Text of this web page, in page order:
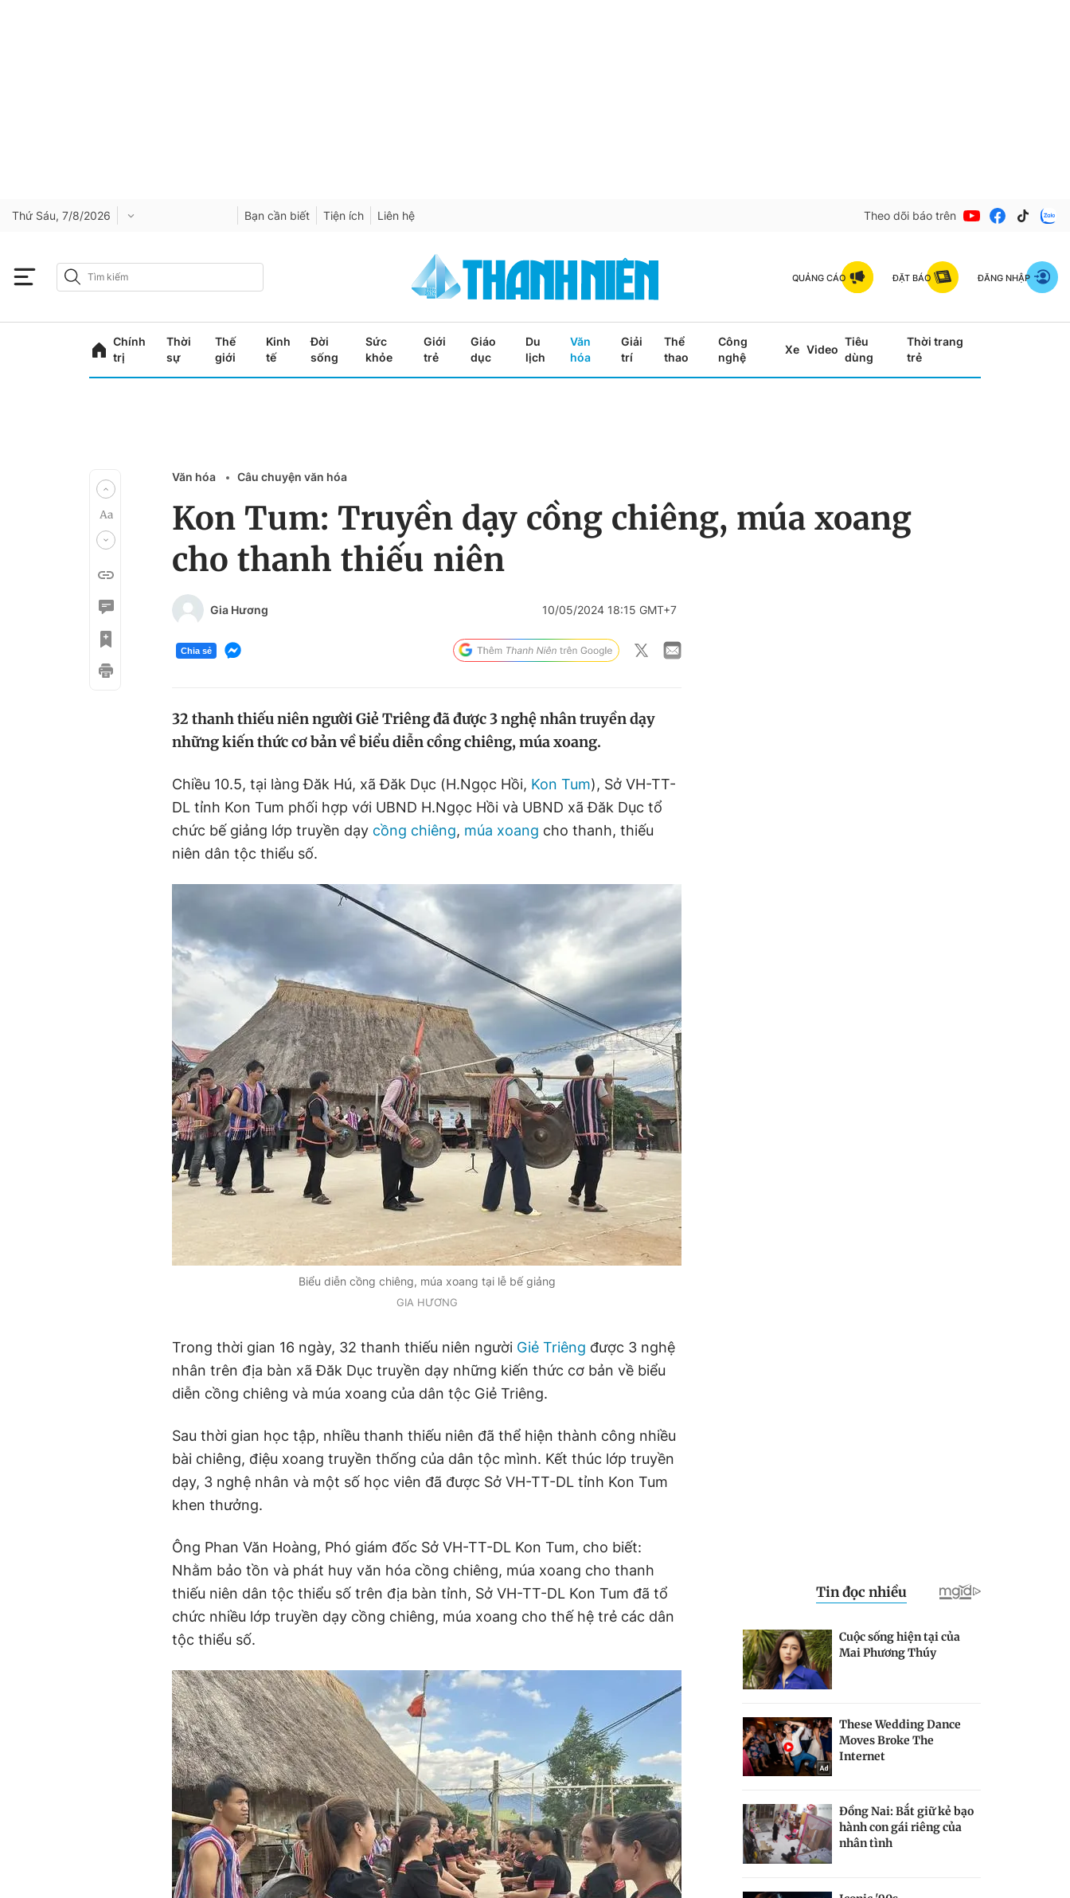
Thứ Sáu, 7/8/2026 Bạn cần biết Tiện ích Liên hệ Theo dõi báo trên
QUẢNG CÁO ĐẶT BÁO ĐĂNG NHẬP
Chính
trị
Thời
sự
Thế
giới
Kinh
tế
Đời
sống
Sức
khỏe
Giới
trẻ
Giáo
dục
Du
lịch
Văn
hóa
Giải
trí
Thể
thao
Công
nghệ
Xe Video
Tiêu
dùng
Thời trang
trẻ
Văn hóa Câu chuyện văn hóa
Kon Tum: Truyền dạy cồng chiêng, múa xoang
cho thanh thiếu niên
Gia Hương 10/05/2024 18:15 GMT+7
Chia sẻ
32 thanh thiếu niên người Giẻ Triêng đã được 3 nghệ nhân truyền dạy
những kiến thức cơ bản về biểu diễn cồng chiêng, múa xoang.
Chiều 10.5, tại làng Đăk Hú, xã Đăk Dục (H.Ngọc Hồi, Kon Tum), Sở VH-TT-
DL tỉnh Kon Tum phối hợp với UBND H.Ngọc Hồi và UBND xã Đăk Dục tổ
chức bế giảng lớp truyền dạy cồng chiêng, múa xoang cho thanh, thiếu
niên dân tộc thiểu số.
Biểu diễn cồng chiêng, múa xoang tại lễ bế giảng
GIA HƯƠNG
Trong thời gian 16 ngày, 32 thanh thiếu niên người Giẻ Triêng được 3 nghệ
nhân trên địa bàn xã Đăk Dục truyền dạy những kiến thức cơ bản về biểu
diễn cồng chiêng và múa xoang của dân tộc Giẻ Triêng.
Sau thời gian học tập, nhiều thanh thiếu niên đã thể hiện thành công nhiều
bài chiêng, điệu xoang truyền thống của dân tộc mình. Kết thúc lớp truyền
dạy, 3 nghệ nhân và một số học viên đã được Sở VH-TT-DL tỉnh Kon Tum
khen thưởng.
Ông Phan Văn Hoàng, Phó giám đốc Sở VH-TT-DL Kon Tum, cho biết:
Nhằm bảo tồn và phát huy văn hóa cồng chiêng, múa xoang cho thanh
thiếu niên dân tộc thiểu số trên địa bàn tỉnh, Sở VH-TT-DL Kon Tum đã tổ
chức nhiều lớp truyền dạy cồng chiêng, múa xoang cho thế hệ trẻ các dân
tộc thiểu số.